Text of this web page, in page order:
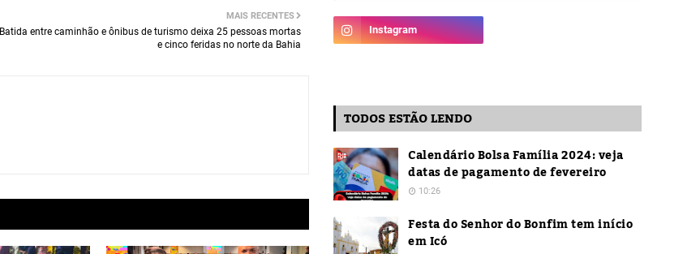
MAIS RECENTES
Batida entre caminhão e ônibus de turismo deixa 25 pessoas mortas
e cinco feridas no norte da Bahia
TODOS ESTÃO LENDO
Calendário Bolsa Família 2024: veja
datas de pagamento de fevereiro
10:26
Festa do Senhor do Bonfim tem início
em Icó